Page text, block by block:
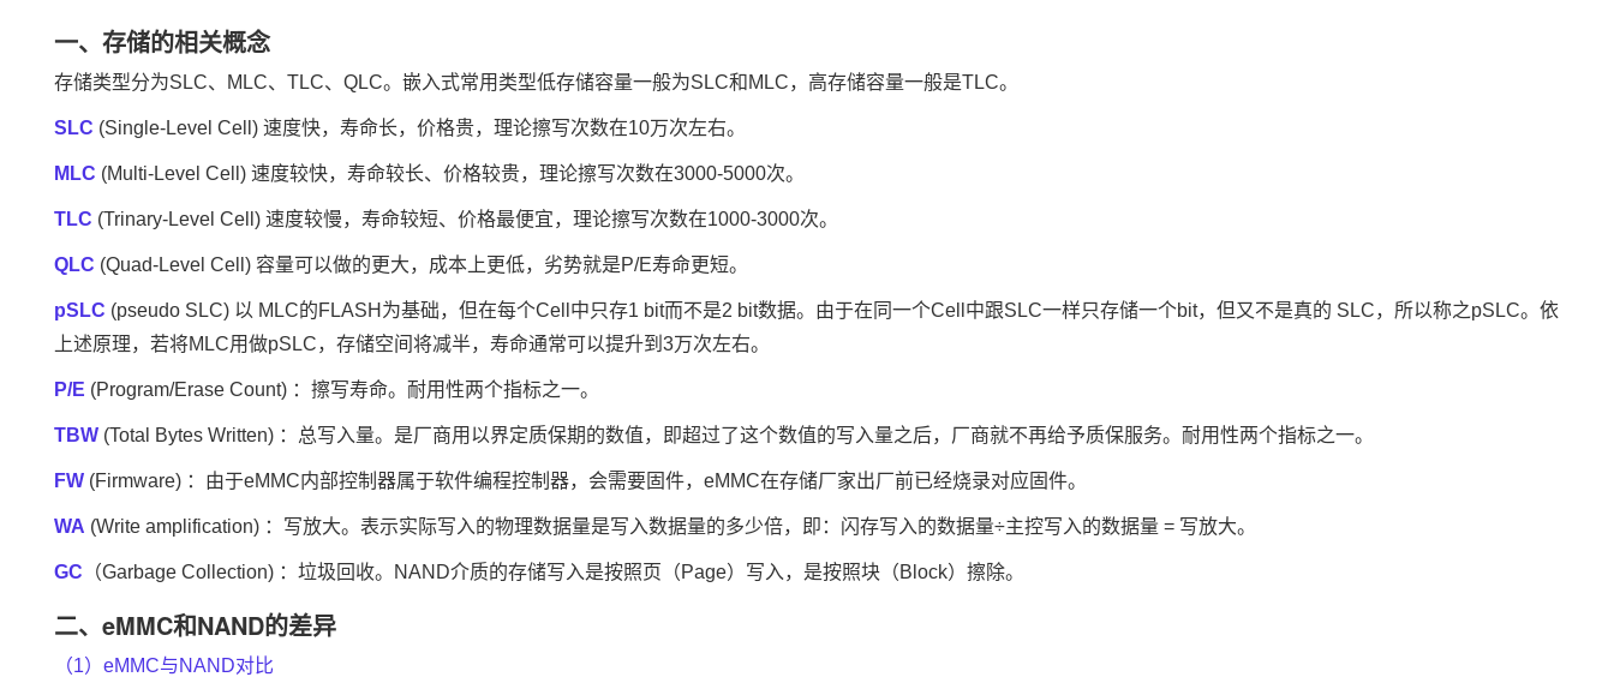
一、存储的相关概念
存储类型分为SLC、MLC、TLC、QLC。嵌入式常用类型低存储容量一般为SLC和MLC，高存储容量一般是TLC。
SLC (Single-Level Cell) 速度快，寿命长，价格贵，理论擦写次数在10万次左右。
MLC (Multi-Level Cell) 速度较快，寿命较长、价格较贵，理论擦写次数在3000-5000次。
TLC (Trinary-Level Cell) 速度较慢，寿命较短、价格最便宜，理论擦写次数在1000-3000次。
QLC (Quad-Level Cell) 容量可以做的更大，成本上更低，劣势就是P/E寿命更短。
pSLC (pseudo SLC) 以 MLC的FLASH为基础，但在每个Cell中只存1 bit而不是2 bit数据。由于在同一个Cell中跟SLC一样只存储一个bit，但又不是真的 SLC，所以称之pSLC。依
上述原理，若将MLC用做pSLC，存储空间将减半，寿命通常可以提升到3万次左右。
P/E (Program/Erase Count) ：擦写寿命。耐用性两个指标之一。
TBW (Total Bytes Written) ：总写入量。是厂商用以界定质保期的数值，即超过了这个数值的写入量之后，厂商就不再给予质保服务。耐用性两个指标之一。
FW (Firmware) ：由于eMMC内部控制器属于软件编程控制器，会需要固件，eMMC在存储厂家出厂前已经烧录对应固件。
WA (Write amplification) ：写放大。表示实际写入的物理数据量是写入数据量的多少倍，即：闪存写入的数据量÷主控写入的数据量 = 写放大。
GC （Garbage Collection) ：垃圾回收。NAND介质的存储写入是按照页（Page）写入，是按照块（Block）擦除。
二、eMMC和NAND的差异
（1）eMMC与NAND对比